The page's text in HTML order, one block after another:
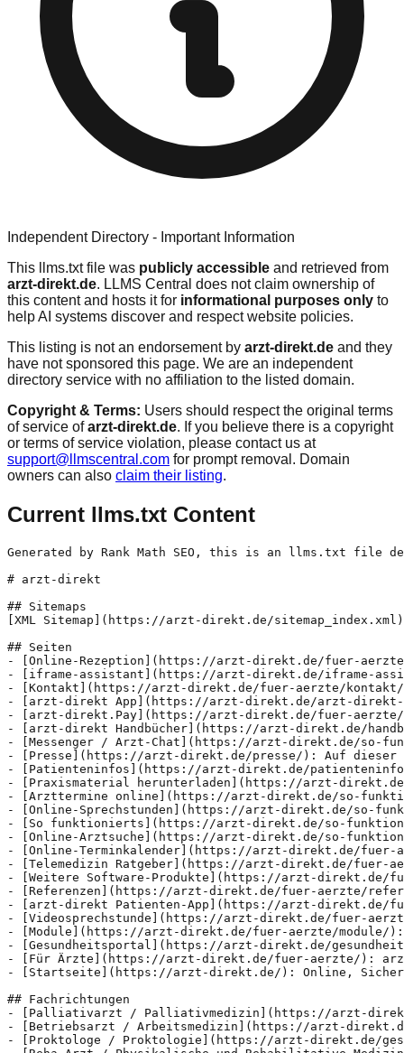
Independent Directory - Important Information
This llms.txt file was publicly accessible and retrieved from
arzt-direkt.de. LLMS Central does not claim ownership of
this content and hosts it for informational purposes only to
help AI systems discover and respect website policies.
This listing is not an endorsement by arzt-direkt.de and they
have not sponsored this page. We are an independent
directory service with no affiliation to the listed domain.
Copyright & Terms: Users should respect the original terms
of service ofarzt-direkt.de. If you believe there is a copyright
or terms of service violation, please contact us at
support@llmscentral.com for prompt removal. Domain
owners can also claim their listing.
Current llms.txt Content
Generated by Rank Math SEO, this is an llms.txt file designed to help LLMs better understand and index this website.

# arzt-direkt

## Sitemaps
[XML Sitemap](https://arzt-direkt.de/sitemap_index.xml): Includes all crawlable and indexable pages.

## Seiten
- [Online-Rezeption](https://arzt-direkt.de/fuer-aerzte/module/online-rezeption/): Die Online-Rezeption ist die Antwort auf überquellende E-Mail-Postfächer und besetzte Telefonleitungen. Als zentrale Schnittstelle auf Ihrer Website verwandelt sie unstrukturierte Patientenanfragen in effiziente, digitale Workflows. So behalten Sie die volle Souveränität über Ihre Kommunikation und schenken Ihrem Team wertvolle Zeit für die Betreuung vor Ort.
- [iframe-assistant](https://arzt-direkt.de/iframe-assistant/)
- [Kontakt](https://arzt-direkt.de/fuer-aerzte/kontakt/): Bei Interesse an kostenfreiem Info-Material für Ihre Patienten, finden Sie auf unserer&nbsp;Praxismaterial-Seite&nbsp;mehr Informationen dazu.
- [arzt-direkt App](https://arzt-direkt.de/arzt-direkt-app/): Der Weg zur Praxis ist zu lang? Die Wartezimmer ständig überfüllt? Dann holen Sie sich die arzt-direkt App!
- [arzt-direkt.Pay](https://arzt-direkt.de/fuer-aerzte/module/zahlsystem/): Durch die Integration von arzt-direkt.Pay können Patienten ihre Rechnungen direkt in der Praxis begleichen, was den Verwaltungsaufwand für Ihr Praxispersonal reduziert. Studien zeigen, dass Praxen durch die Integration digitaler Zahlungssysteme bis zu 20-30% der Kosten für das Rechnungswesen einsparen. Dies können bis zu 5.200 € pro Jahr an Personalaufwänden sein.
- [arzt-direkt Handbücher](https://arzt-direkt.de/handbuch/): arzt-direkt Handbücher
- [Messenger / Arzt-Chat](https://arzt-direkt.de/so-funktionierts/messenger/): Mit dem arzt-direkt Messenger können Sie kostenlos Nachrichten, Dateien, Befunde, Laborergebnisse und vieles mehr mit Ihrem Online-Arzt austauschen. Dafür müssen Sie lediglich die arzt-direkt App downloaden und sich einmalig per QR-Code mit dem Facharzt verbinden. Wie das Ganze funktioniert? Lesen Sie hier mehr dazu.
- [Presse](https://arzt-direkt.de/presse/): Auf dieser Seite finden Sie aktuelle Informationen sowie Pressematerial zum Download. Sollten Sie weitere Fragen haben oder zusätzliches Material benötigen, kontaktieren Sie uns gerne.
- [Patienteninfos](https://arzt-direkt.de/patienteninfos/): Auf dieser Seite erhalten Sie hilfreiche Informationen zu Funktionen von arzt-direkt. Zudem erfahren Sie, wie Ihnen ein Fern-Arzt in verschiedenen Situationen, wie beispielsweise im Urlaub bzw. im Ausland, durch eine Online-Behandlung helfen kann. Außerdem bekommen Sie Informationen rund um Online-Krankschreibungen und Diagnosen durch Fern-Ärtze. Mit diesen vielfältigen Themenbereichen wollen wir Sie optimal auf eine Online-Konsultation vorbereiten und Ihnen alle wichtigen Informationen zu Ihrem Besuch beim Fern-Arzt an die Hand geben.
- [Praxismaterial herunterladen](https://arzt-direkt.de/fuer-aerzte/praxismaterial-download/): Direkt kostenlos loslegen: Unkompliziert mit Ihren Patienten verbinden und dank des integrierten Messengers komplett ohne zusätzliche Kosten Daten und Nachrichten austauschen.
- [Arzttermine online](https://arzt-direkt.de/so-funktionierts/arzttermine-online/): Die Öffnungszeiten der Praxis sind zu kurz und das Telefon stets belegt? Dann buchen Sie schnell und einfach Ihren nächsten Arzttermin online oder via arzt-direkt App. So können Sie zu jeder Uhrzeit flexibel einen Termin für sich und Ihre Angehörigen vereinbaren – stressfrei und bequem von der Couch. Dank der Terminbestätigung und den regelmäßigen Erinnerungen werden Sie zukünftige Arztbesuche nicht mehr vergessen.
- [Online-Sprechstunden](https://arzt-direkt.de/so-funktionierts/online-sprechstunden/): Die virtuelle Sprechstunde ist mittlerweile ein wichtiges Element in der Kommunikation zwischen Arzt und Patient:in geworden. Der größte Vorteil für Sie als Patient:in: Die Online-Sprechstunde beim Arzt ist für Sie kostenlos, da die Kranken- und Privatkassen die Kosten übernehmen. Eine Online Behandlung via Videosprechstunde ist zudem für fast jede ärztliche Fachrichtung geeignet.
- [So funktionierts](https://arzt-direkt.de/so-funktionierts/): Eine Online-Behandlung bietet sich bei einer Reihe von Krankheiten an. Die Digitalisierung im Medizinbereich (auch als Telemedizin bekannt) macht es möglich, nicht nur eine qualifizierte Online-Beratung beim Arzt Ihrer Wahl, sondern Befunde und Krankschreibungen zu erhalten. Mit arzt-direkt können Sie ganz einfach nach Ärzten aus Ihrer Nähe oder aus ganz Deutschland suchen, Termine online vereinbaren und eine